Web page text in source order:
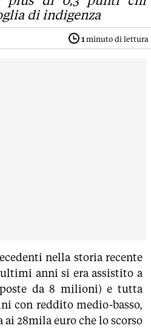
di indigenza
1minuto di lettura
nella storia recente
anni si era assistito a
da 8 milioni) e tutta
con reddito medio-basso,
ai 28mila euro che lo scorso